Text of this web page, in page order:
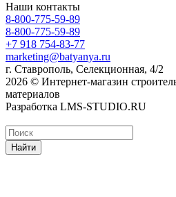
Наши контакты
8-800-775-59-89
8-800-775-59-89
+7 918 754-83-77
marketing@batyanya.ru
г. Ставрополь, Селекционная, 4/2
2026 © Интернет-магазин
материалов
Разработка LMS-STUDIO.RU
Найти